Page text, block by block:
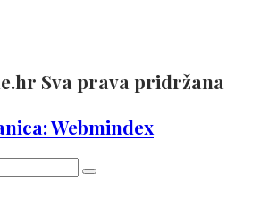
Sva prava pridržana
Webmindex